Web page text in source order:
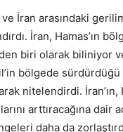
İran arasındaki
İran, Hamas’ın
biri olarak biliniyor
bölgede sürdürdüğü
nitelendirdi. İran’ın,
arttıracağına dair
daha da